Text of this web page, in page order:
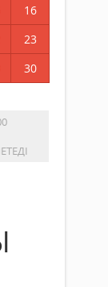
16
23
30